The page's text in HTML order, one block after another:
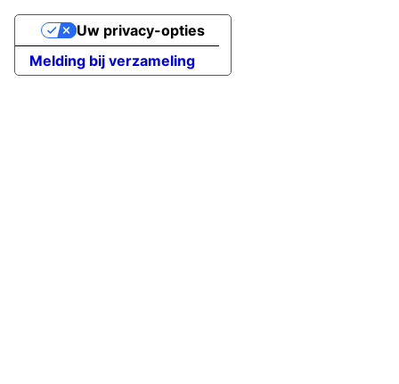
Melding bij verzameling
Uw privacy-opties